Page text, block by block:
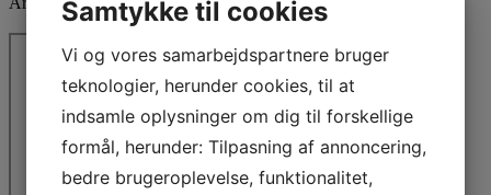
Samtykke til cookies
Vi og vores samarbejdspartnere bruger
teknologier, herunder cookies, til at
indsamle oplysninger om dig til forskellige
formål, herunder: Tilpasning af annoncering,
bedre brugeroplevelse, funktionalitet,